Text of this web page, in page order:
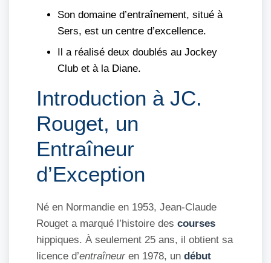
Son domaine d’entraînement, situé à
Sers, est un centre d’excellence.
Il a réalisé deux doublés au Jockey
Club et à la Diane.
Introduction à JC.
Rouget, un
Entraîneur
d’Exception
Né en Normandie en 1953, Jean-Claude
Rouget a marqué l’histoire des courses
hippiques. À seulement 25 ans, il obtient sa
licence d’entraîneur en 1978, un début